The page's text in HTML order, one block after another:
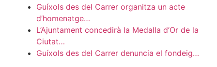
Guíxols des del Carrer organitza un acte
d’homenatge…
L’Ajuntament concedirà la Medalla d’Or de la
Ciutat…
Guíxols des del Carrer denuncia el fondeig…